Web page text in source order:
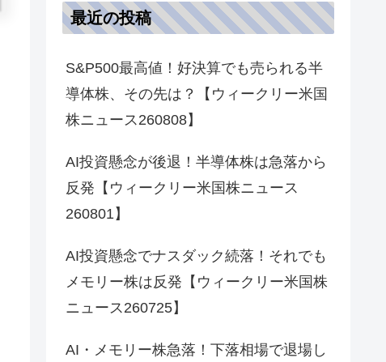
最近の投稿
S&P500最高値！好決算でも売られる半
導体株、その先は？【ウィークリー米国
株ニュース260808】
AI投資懸念が後退！半導体株は急落から
反発【ウィークリー米国株ニュース
260801】
AI投資懸念でナスダック続落！それでも
メモリー株は反発【ウィークリー米国株
ニュース260725】
AI・メモリー株急落！下落相場で退場し